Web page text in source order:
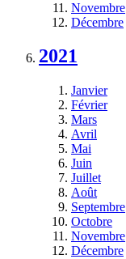
Novembre
Décembre
2021
Janvier
Février
Mars
Avril
Mai
Juin
Juillet
Août
Septembre
Octobre
Novembre
Décembre